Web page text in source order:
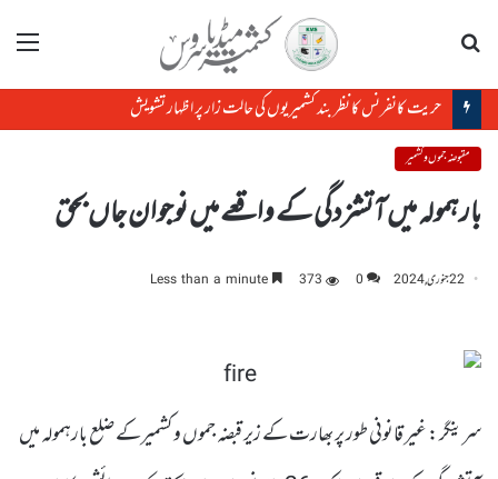
مینو
حریت کانفرنس کا نظر بند کشمیریوں کی حالت زار پر اظہار تشویش
مقبوضہ جموں و کشمیر
بارہمولہ میں آتشزدگی کے واقعے میں نوجوان جاں بحق
22 جنوری, 2024 0
373
سرینگر : غیر قانونی طور پر بھارت کے زیر قبضہ جموں و کشمیرکے ضلع بارہمولہ میں